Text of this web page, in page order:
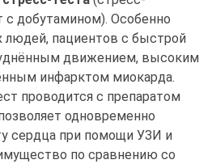
с добутамином). Особенно
людей, пациентов с быстрой
движением, высоким
инфарктом миокарда.
проводится с препаратом
одновременно
сердца при помощи УЗИ и
по сравнению со